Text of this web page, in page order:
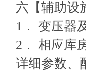
六【辅助设
1 ．
变压器
2 ．
相应库
详细参数、